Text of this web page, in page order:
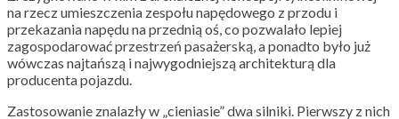
na rzecz umieszczenia zespołu napędowego z przodu i
przekazania napędu na przednią oś, co pozwalało lepiej
zagospodarować przestrzeń pasażerską, a ponadto było już
wówczas najtańszą i najwygodniejszą architekturą dla
producenta pojazdu.
Zastosowanie znalazły w „cieniasie” dwa silniki. Pierwszy z nich